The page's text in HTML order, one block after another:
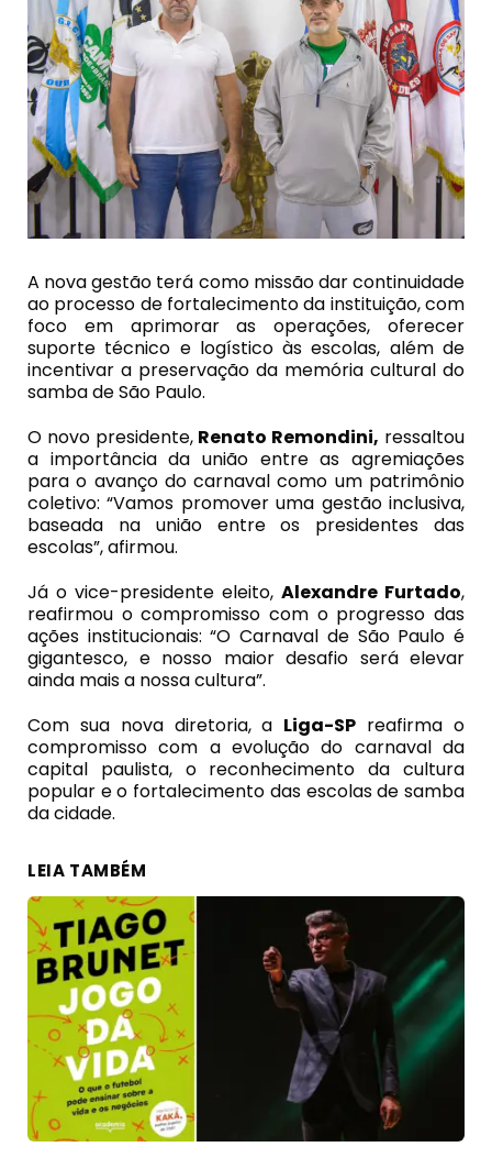
A nova gestão terá como missão dar continuidade
ao processo de fortalecimento da instituição, com
foco em aprimorar as operações, oferecer
suporte técnico e logístico às escolas, além de
incentivar a preservação da memória cultural do
samba de São Paulo.
O novo presidente, Renato Remondini, ressaltou
a importância da união entre as agremiações
para o avanço do carnaval como um patrimônio
coletivo: “Vamos promover uma gestão inclusiva,
baseada na união entre os presidentes das
escolas”, afirmou.
Já o vice-presidente eleito, Alexandre Furtado,
reafirmou o compromisso com o progresso das
ações institucionais: “O Carnaval de São Paulo é
gigantesco, e nosso maior desafio será elevar
ainda mais a nossa cultura”.
Com sua nova diretoria, a Liga-SP reafirma o
compromisso com a evolução do carnaval da
capital paulista, o reconhecimento da cultura
popular e o fortalecimento das escolas de samba
da cidade.
LEIA TAMBÉM